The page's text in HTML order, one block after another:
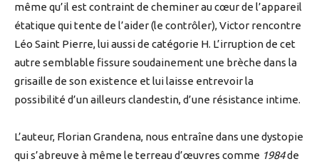
même qu’il est contraint de cheminer au cœur de l’appareil
étatique qui tente de l’aider (le contrôler), Victor rencontre
Léo Saint Pierre, lui aussi de catégorie H. L’irruption de cet
autre semblable fissure soudainement une brèche dans la
grisaille de son existence et lui laisse entrevoir la
possibilité d’un ailleurs clandestin, d’une résistance intime.
L’auteur, Florian Grandena, nous entraîne dans une dystopie
qui s’abreuve à même le terreau d’œuvres comme 1984de